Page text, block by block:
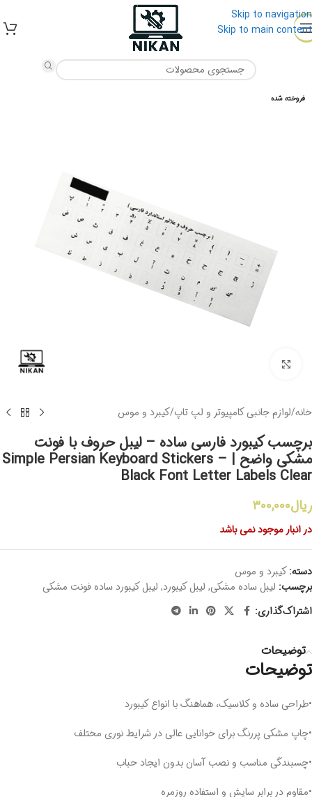
Skip to navigation
Skip to main content
فروخته شده
خانه/لوازم جانبی کامپیوتر و لپ تاپ/کیبرد و موس
برچسب کیبورد فارسی ساده – لیبل حروف با فونت
مشکی واضح | Simple Persian Keyboard Stickers –
Black Font Letter Labels Clear
ریال۳۰۰,۰۰۰
در انبار موجود نمی باشد
دسته:کیبرد و موس
برچسب: لیبل ساده مشکی, لیبل کیبورد, لیبل کیبورد ساده فونت مشکی
اشتراک‌گذاری:
توضیحات
توضیحات
•طراحی ساده و کلاسیک، هماهنگ با انواع کیبورد
•چاپ مشکی پررنگ برای خوانایی عالی در شرایط نوری مختلف
•چسبندگی مناسب و نصب آسان بدون ایجاد حباب
•مقاوم در برابر سایش و استفاده روزمره